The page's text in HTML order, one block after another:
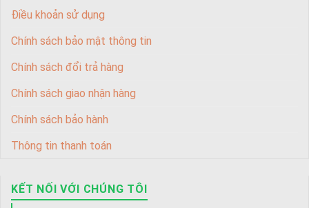
Điều khoản sử dụng
Chính sách bảo mật thông tin
Chính sách đổi trả hàng
Chính sách giao nhận hàng
Chính sách bảo hành
Thông tin thanh toán
KẾT NỐI VỚI CHÚNG TÔI